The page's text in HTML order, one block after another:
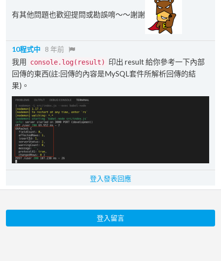
有其他問題也歡迎提問或勘誤唷～～謝謝
10程式中 8 年前
我用 console.log(result)
印出 result 給你參考一下內部
回傳的東西(註:回傳的內容是MySQL套件所解析回傳的結
果)。
登入發表回應
登入留言